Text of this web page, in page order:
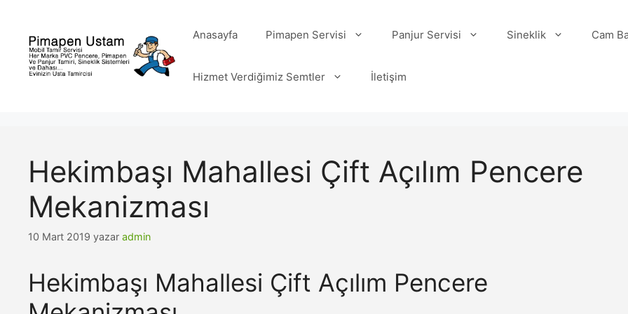
Anasayfa Pimapen Servisi Panjur Servisi Sineklik Cam
Hizmet Verdiğimiz Semtler İletişim
Hekimbaşı Mahallesi Çift Açılım Pencere
Mekanizması
10 Mart 2019 yazar admin
Hekimbaşı Mahallesi Çift Açılım Pencere